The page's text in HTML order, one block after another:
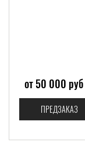
от 50 000 руб
ПРЕДЗАКАЗ